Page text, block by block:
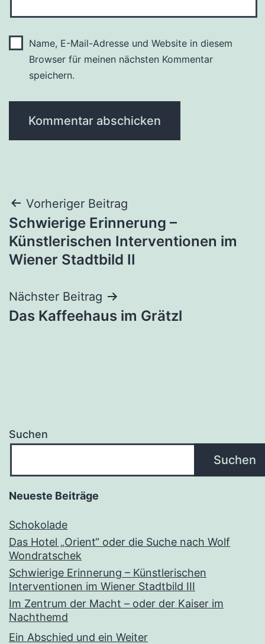
Name, E-Mail-Adresse und Website in diesem
Browser für meinen nächsten Kommentar
speichern.
Beitragsnavigation
Vorheriger Beitrag
Schwierige Erinnerung –
Künstlerischen Interventionen im
Wiener Stadtbild II
Nächster Beitrag
Das Kaffeehaus im Grätzl
Suchen
Suchen
Neueste Beiträge
Schokolade
Das Hotel „Orient“ oder die Suche nach Wolf
Wondratschek
Schwierige Erinnerung – Künstlerischen
Interventionen im Wiener Stadtbild III
Im Zentrum der Macht – oder der Kaiser im
Nachthemd
Ein Abschied und ein Weiter